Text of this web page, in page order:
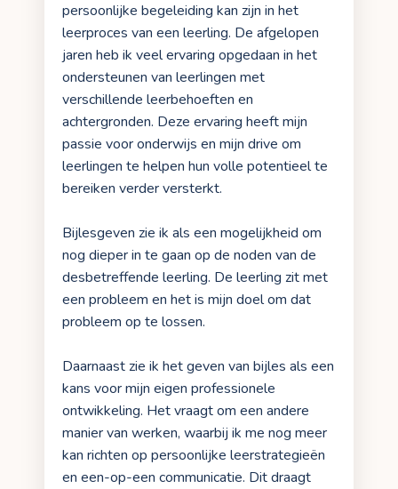
persoonlijke begeleiding kan zijn in het
leerproces van een leerling. De afgelopen
jaren heb ik veel ervaring opgedaan in het
ondersteunen van leerlingen met
verschillende leerbehoeften en
achtergronden. Deze ervaring heeft mijn
passie voor onderwijs en mijn drive om
leerlingen te helpen hun volle potentieel te
bereiken verder versterkt.
Bijlesgeven zie ik als een mogelijkheid om
nog dieper in te gaan op de noden van de
desbetreffende leerling. De leerling zit met
een probleem en het is mijn doel om dat
probleem op te lossen.
Daarnaast zie ik het geven van bijles als een
kans voor mijn eigen professionele
ontwikkeling. Het vraagt om een andere
manier van werken, waarbij ik me nog meer
kan richten op persoonlijke leerstrategieën
en een-op-een communicatie. Dit draagt